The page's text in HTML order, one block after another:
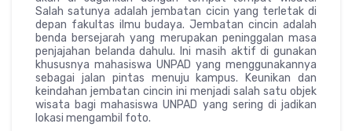
Salah satunya adalah jembatan cicin yang terletak di
depan fakultas ilmu budaya. Jembatan cincin adalah
benda bersejarah yang merupakan peninggalan masa
penjajahan belanda dahulu. Ini masih aktif di gunakan
khususnya mahasiswa UNPAD yang menggunakannya
sebagai jalan pintas menuju kampus. Keunikan dan
keindahan jembatan cincin ini menjadi salah satu objek
wisata bagi mahasiswa UNPAD yang sering di jadikan
lokasi mengambil foto.